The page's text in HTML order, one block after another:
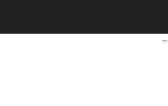
de inversión se traduce